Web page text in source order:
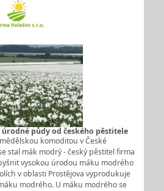
půdy od českého pěstitele
komoditou v České
stal mák modrý - český pěstitel firma
vysokou úrodou máku modrého
v oblasti Prostějova vyprodukuje
modrého. U máku modrého se